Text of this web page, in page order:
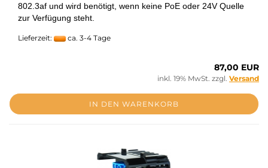
802.3af und wird benötigt, wenn keine PoE oder 24V Quelle
zur Verfügung steht.
Lieferzeit: ca. 3-4 Tage
87,00 EUR
inkl. 19% MwSt. zzgl. Versand
IN DEN WARENKORB